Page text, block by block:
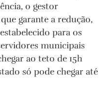
o gestor
garante a redução,
para os
municipais
ao teto de 15h
só pode chegar até